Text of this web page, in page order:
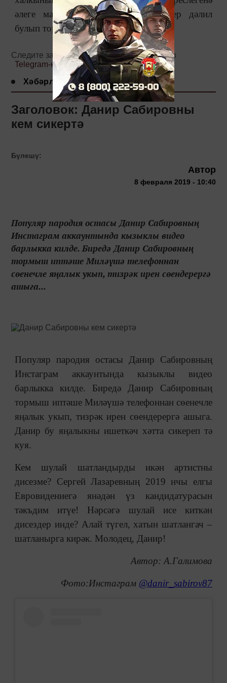
әлеге матур очрашуыбыз тагын бер дәлил
булып тора.
Следите за самым важным и интересным в
Telegram-канале
Татмедиа
Хәбәрләр
Заголовок: Данир Сабировны
кем сикертә
Бүлешү:
Автор
8 февраля 2019 - 10:40
Популяр пародия остасы Данир Сабировның
Инстаграм аккаунтында кызыклы видео
барлыкка килде. Биредә Данир Сабировның
тормыш иптәше Миләүшә телефоннан
сөенечле яңалык укып, тизрәк ирен сөендерергә
ашыга...
Популяр пародия остасы Данир Сабировның
Инстаграм аккаунтында кызыклы видео
барлыкка килде. Биредә Данир Сабировның
тормыш иптәше Миләүшә телефоннан сөенечле
яңалык укып, тизрәк ирен сөендерергә ашыга.
Данир бу яңалыкны ишеткәч хәтта сикереп тә
куя.
Кем шулай шатландырды икән артистны
дисезме? Сергей Лазаревның 2019 нчы елгы
Евровидениегә янәдән үз кандидатурасын
тәкъдим итүе! Нәрсәгә шулай исе киткән
дисездер инде? Алай түгел, хатын шатлангач –
шатланырга кирәк. Молодец, Данир!
Автор: А.Галимова
Фото:Инстаграм @danir_sabirov87